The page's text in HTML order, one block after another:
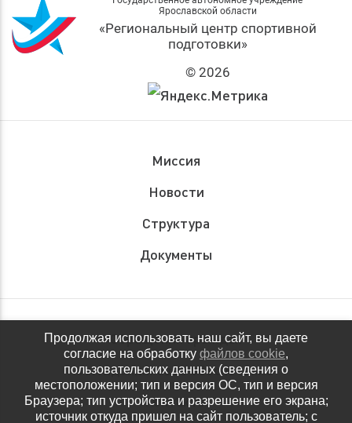
Ярославской области
«Региональный центр спортивной
подготовки»
© 2026
Миссия
Новости
Структура
Документы
Обращения граждан
Антидопинговое обеспечение
Контакты
Продолжая использовать наш сайт, вы даете
согласие на обработку файлов cookie,
пользовательских данных (сведения о
местоположении; тип и версия ОС, тип и версия
Браузера; тип устройства и разрешение его экрана;
источник откуда пришел на сайт пользователь; с